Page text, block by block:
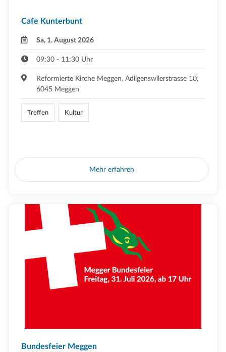
Cafe Kunterbunt
Sa, 1. August 2026
09:30 - 11:30 Uhr
Reformierte Kirche Meggen, Adligenswilerstrasse 10,
6045 Meggen
Treffen Kultur
Mehr erfahren
Bundesfeier Meggen